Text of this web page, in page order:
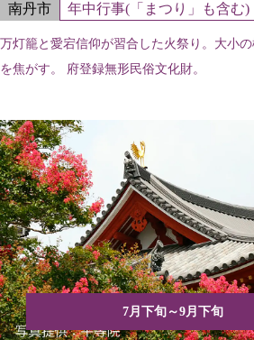
南丹市 年中行事(「まつり」も含む)
万灯籠と愛宕信仰が習合した火祭り。大小
を焦がす。 府登録無形民俗文化財。
7月下旬～9月下旬